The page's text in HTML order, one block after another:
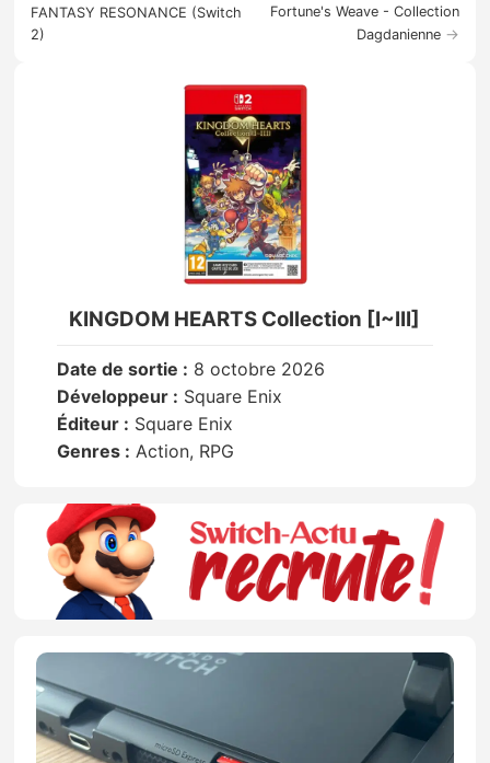
FANTASY RESONANCE (Switch
2)
Fortune's Weave - Collection
Dagdanienne→
KINGDOM HEARTS Collection [I~III]
Date de sortie : 8 octobre 2026
Développeur : Square Enix
Éditeur : Square Enix
Genres : Action, RPG